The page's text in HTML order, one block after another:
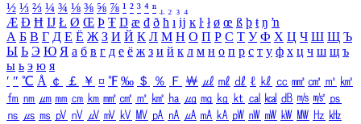
½ ⅓ ⅔ ¼ ¾ ⅛ ⅜ ⅝ ⅞ ¹ ² ³ ⁴ ⁿ ₁ ₂ ₃ ₄
Æ Ð Ħ Ĳ Ł Ø Œ Þ Ŧ Ŋ æ đ ð ħ ı ĳ ĸ ŀ ł ø œ ß þ ŧ ŋ ŉ
А Б В Г Д Е Ё Ж З И Й К Л М Н О П Р С Т У Ф Х Ц Ч Ш Щ Ъ
Ы Ь Э Ю Я а б в г д е ё ж з и й к л м н о п р с т у ф х ц ч ш щ ъ
ы ь э ю я
′ ″ ℃ Å ￠ ￡ ￥ ¤ ℉ ‰ ＄ ％ Ｆ ￦ ㎕ ㎖ ㎗ ℓ ㎘ ㏄ ㎣ ㎤ ㎥ ㎦
㎙ ㎚ ㎛ ㎜ ㎝ ㎞ ㎟ ㎠ ㎡ ㎢ ㏊ ㎍ ㎎ ㎏ ㏏ ㎈ ㎉ ㏈ ㎧ ㎨ ㎰
㎱ ㎲ ㎳ ㎴ ㎵ ㎶ ㎷ ㎸ ㎹ ㎀ ㎁ ㎂ ㎃ ㎄ ㎺ ㎻ ㎽ ㎾ ㎿ ㎐ ㎑